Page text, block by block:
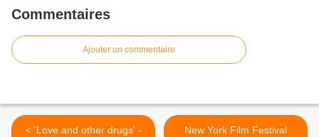
Commentaires
Ajouter un commentaire
< 'Love and other drugs' -
New York Film Festival